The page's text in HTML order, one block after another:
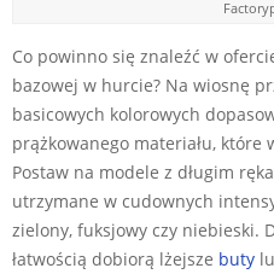
Co powinno się znaleźć w
bazowej w hurcie? Na wiosnę
basicowych kolorowych
prążkowanego materiału,
Postaw na modele z długim
utrzymane w cudownych
zielony, fuksjowy czy niebieski.
łatwością dobiorą lżejsze buty